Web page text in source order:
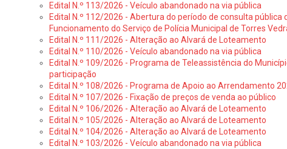
Edital N.º 113/2026 - Veículo abandonado na via pública
Edital N.º 112/2026 - Abertura do período de consulta
Funcionamento do Serviço de Polícia Municipal de Torres
Edital N.º 111/2026 - Alteração ao Alvará de Loteamento
Edital N.º 110/2026 - Veículo abandonado na via pública
Edital N.º 109/2026 - Programa de Teleassistência do
participação
Edital N.º 108/2026 - Programa de Apoio ao Arrendamento
Edital N.º 107/2026 - Fixação de preços de venda ao público
Edital N.º 106/2026 - Alteração ao Alvará de Loteamento
Edital N.º 105/2026 - Alteração ao Alvará de Loteamento
Edital N.º 104/2026 - Alteração ao Alvará de Loteamento
Edital N.º 103/2026 - Veículo abandonado na via pública